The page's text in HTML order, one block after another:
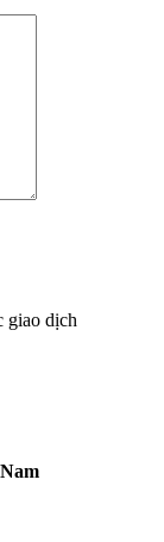
giao dịch